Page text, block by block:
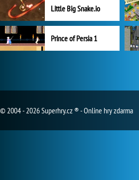
Little Big Snake.io
Prince of Persia 1
© 2004 - 2026 Superhry.cz ® - Online hry zdarma